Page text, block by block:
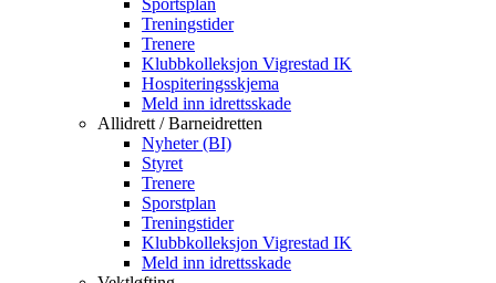
Sportsplan
Treningstider
Trenere
Klubbkolleksjon Vigrestad IK
Hospiteringsskjema
Meld inn idrettsskade
Allidrett / Barneidretten
Nyheter (BI)
Styret
Trenere
Sporstplan
Treningstider
Klubbkolleksjon Vigrestad IK
Meld inn idrettsskade